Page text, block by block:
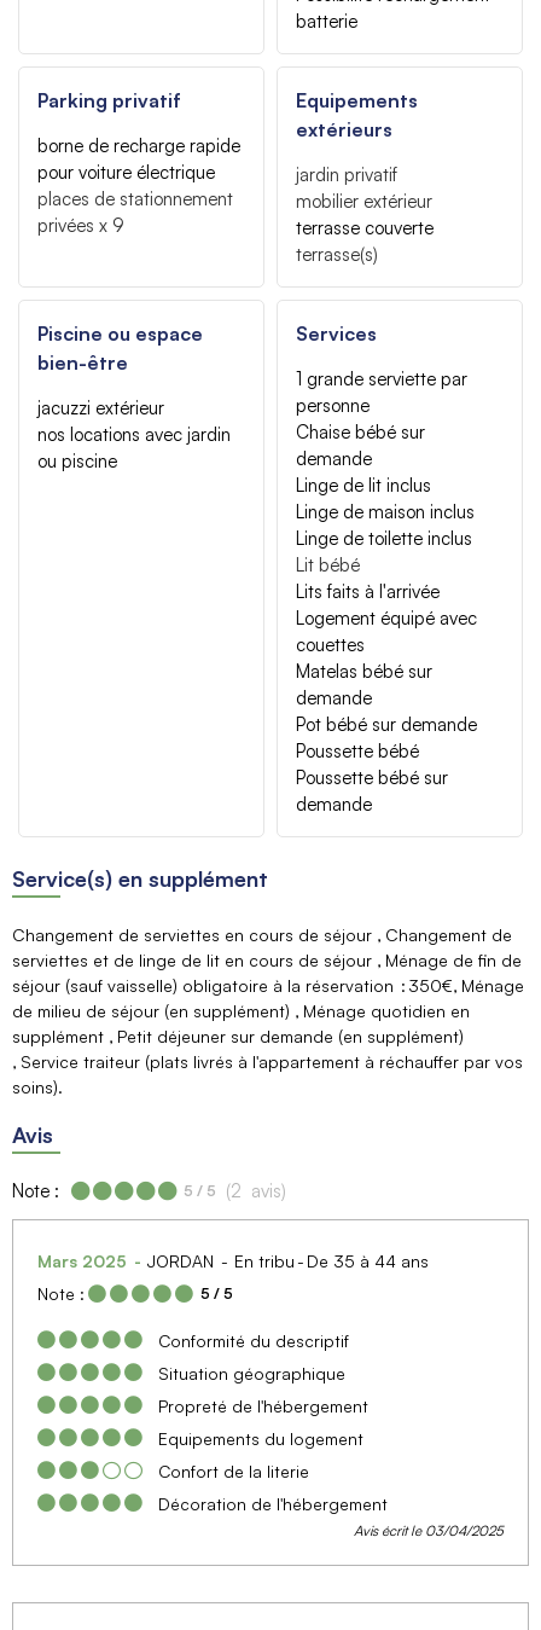
batterie
Parking privatif
borne de recharge rapide
pour voiture électrique
places de stationnement
privées x 9
Equipements
extérieurs
jardin privatif
mobilier extérieur
terrasse couverte
terrasse(s)
Piscine ou espace
bien-être
jacuzzi extérieur
nos locations avec jardin
ou piscine
Services
1 grande serviette par
personne
Chaise bébé sur
demande
Linge de lit inclus
Linge de maison inclus
Linge de toilette inclus
Lit bébé
Lits faits à l'arrivée
Logement équipé avec
couettes
Matelas bébé sur
demande
Pot bébé sur demande
Poussette bébé
Poussette bébé sur
demande
Service(s) en supplément
Changement de serviettes en cours de séjour
Changement de
serviettes et de linge de lit en cours de séjour
Ménage de fin de
séjour (sauf vaisselle) obligatoire à la réservation
350€ Ménage
de milieu de séjour (en supplément)
Ménage quotidien en
supplément
Petit déjeuner sur demande (en supplément)
Service traiteur (plats livrés à l'appartement à réchauffer par vos
soins)
Avis
Note : 5 / 5 (2 avis)
Mars 2025 JORDAN En tribu
De 35 à 44 ans
Note :
5 / 5
Conformité du descriptif
Situation géographique
Propreté de l'hébergement
Equipements du logement
Confort de la literie
Décoration de l'hébergement
Avis écrit le 03/04/2025